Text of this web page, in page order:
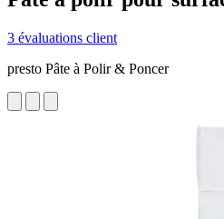
3 évaluations client
presto Pâte à Polir & Poncer